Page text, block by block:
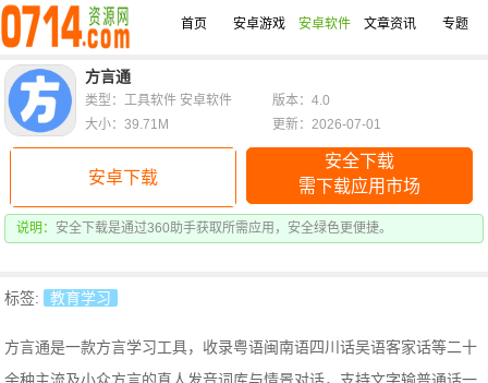
首页 安卓游戏 安卓软件 文章资讯 专题
方言通
安卓下载
安全下载
需下载应用市场
说明： 安全下载是通过360助手获取所需应用，安全绿色更便捷。
类型：工具软件 安卓软件
版本：4.0
大小：39.71M
更新：2026-07-01
标签: 教育学习
方言通是一款方言学习工具，收录粤语闽南语四川话吴语客家话等二十